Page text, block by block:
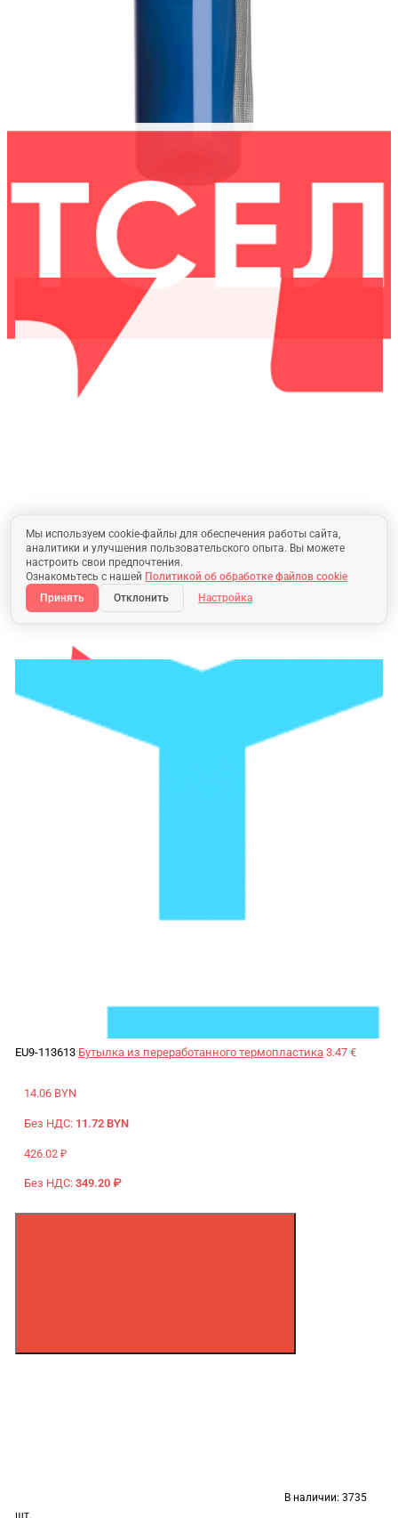
Мы используем cookie-файлы для обеспечения работы сайта,
аналитики и улучшения пользовательского опыта. Вы можете
настроить свои предпочтения.
Ознакомьтесь с нашей Политикой об обработке файлов cookie
Принять
Отклонить Настройка
EU9-113613 Бутылка из переработанного термопластика 3.47 €
14.06 BYN
Без НДС: 11.72 BYN
426.02 ₽
Без НДС: 349.20 ₽
В наличии: 3735
шт.